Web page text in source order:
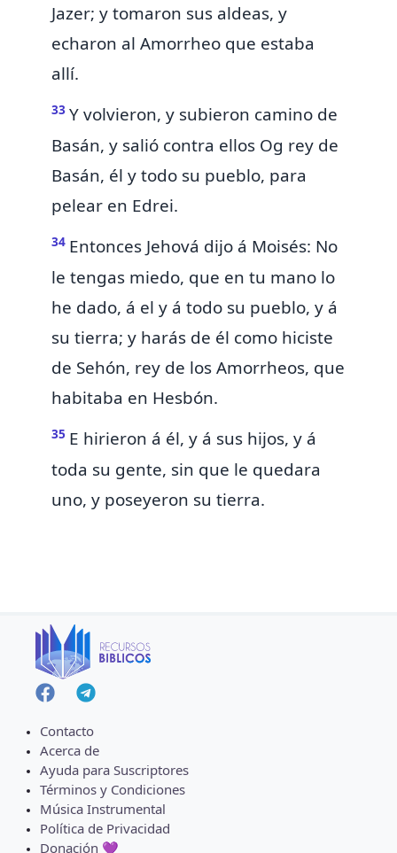
Jazer; y tomaron sus aldeas, y
echaron al Amorrheo que estaba
allí.
33 Y volvieron, y subieron camino de
Basán, y salió contra ellos Og rey de
Basán, él y todo su pueblo, para
pelear en Edrei.
34 Entonces Jehová dijo á Moisés: No
le tengas miedo, que en tu mano lo
he dado, á el y á todo su pueblo, y á
su tierra; y harás de él como hiciste
de Sehón, rey de los Amorrheos, que
habitaba en Hesbón.
35 E hirieron á él, y á sus hijos, y á
toda su gente, sin que le quedara
uno, y poseyeron su tierra.
Contacto
Acerca de
Ayuda para Suscriptores
Términos y Condiciones
Música Instrumental
Política de Privacidad
Donación 💜